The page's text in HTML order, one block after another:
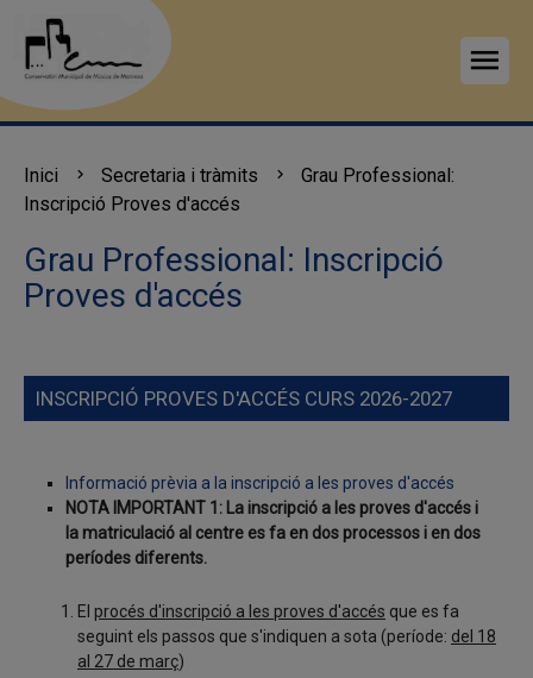
menu
Inici Secretaria i tràmits
Grau Professional:
Inscripció Proves d'accés
Grau Professional: Inscripció
Proves d'accés
INSCRIPCIÓ PROVES D'ACCÉS CURS 2026-2027
Informació prèvia a la inscripció a les proves d'accés
NOTA IMPORTANT 1: La inscripció a les proves d'accés i
la matriculació al centre es fa en dos processos i en dos
períodes diferents.
El procés d'inscripció a les proves d'accés que es fa
seguint els passos que s'indiquen a sota (període: del 18
al 27 de març)